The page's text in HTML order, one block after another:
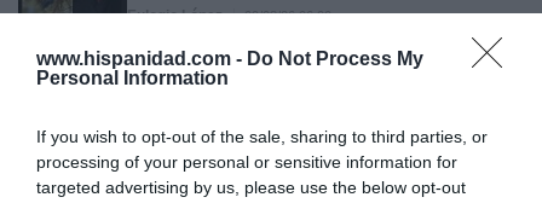
www.hispanidad.com - Do Not Process My
Personal Information
If you wish to opt-out of the sale, sharing to third parties, or
processing of your personal or sensitive information for
targeted advertising by us, please use the below opt-out
Eulogio López 09/08/26 06:00
Marcelo Gullo: “El trabajo de desmitificar la
historia, de poner la verdadera, de
desmontar la falsificación, es un trabajo